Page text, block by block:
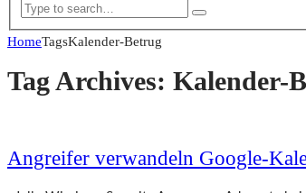
HomeTagsKalender-Betrug
Tag Archives: Kalender-
Angreifer verwandeln Google-